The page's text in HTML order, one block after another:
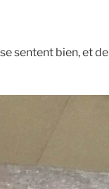
sentent bien, et de